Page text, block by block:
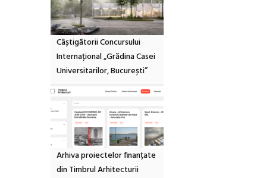
Câștigătorii Concursului
Internațional „Grădina Casei
Universitarilor, București”
Arhiva proiectelor finanțate
din Timbrul Arhitecturii